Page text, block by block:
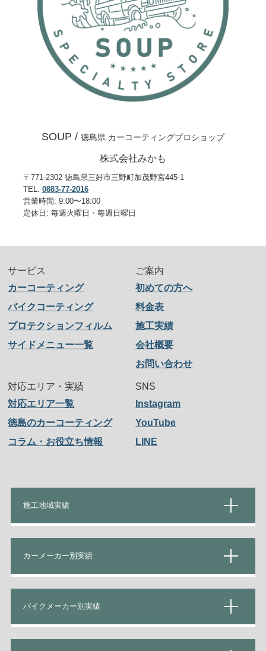
SOUP / 徳島県 カーコーティングプロショップ
株式会社みかも
〒771-2302 徳島県三好市三野町加茂野宮445-1
TEL: 0883-77-2016
営業時間: 9:00〜18:00
定休日: 毎週火曜日・毎週日曜日
サービス
カーコーティング
バイクコーティング
プロテクションフィルム
サイドメニュー一覧
ご案内
初めての方へ
料金表
施工実績
会社概要
お問い合わせ
対応エリア・実績
対応エリア一覧
徳島のカーコーティング
コラム・お役立ち情報
SNS
Instagram
YouTube
LINE
施工地域実績
カーメーカー別実績
バイクメーカー別実績